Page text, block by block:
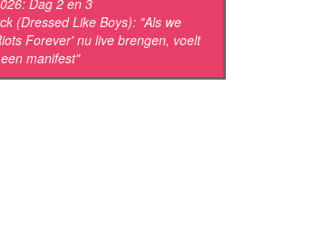
(Dressed Like Boys): "Als we
Forever' nu live brengen, voelt
manifest"